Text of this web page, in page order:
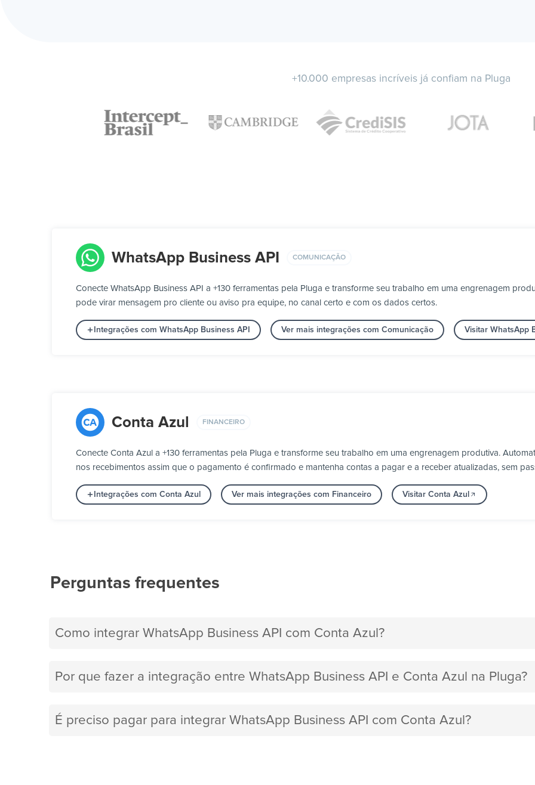
+10.000 empresas incríveis já confiam na Pluga
WhatsApp Business API COMUNICAÇÃO
Conecte WhatsApp Business API a +130 ferramentas pela Pluga e transforme seu trabalho em uma engrenagem
pode virar mensagem pro cliente ou aviso pra equipe, no canal certo e com os dados certos.
Integrações com WhatsApp Business API Ver mais integrações com Comunicação Visitar WhatsApp
Conta Azul FINANCEIRO
Conecte Conta Azul a +130 ferramentas pela Pluga e transforme seu trabalho em uma engrenagem produtiva.
nos recebimentos assim que o pagamento é confirmado e mantenha contas a pagar e a receber atualizadas, sem
Integrações com Conta Azul Ver mais integrações com Financeiro Visitar Conta Azul
Perguntas frequentes
Como integrar WhatsApp Business API com Conta Azul?
Por que fazer a integração entre WhatsApp Business API e Conta Azul na Pluga?
É preciso pagar para integrar WhatsApp Business API com Conta Azul?